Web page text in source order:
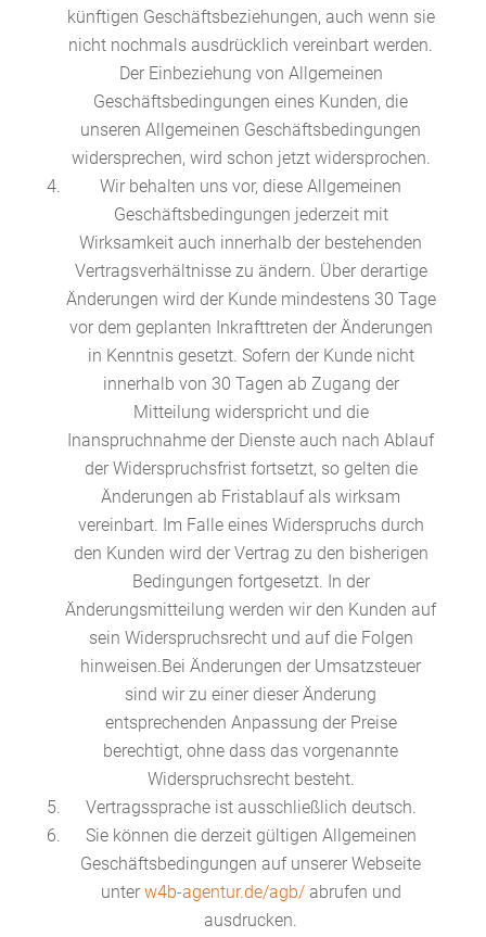
künftigen Geschäftsbeziehungen, auch wenn sie
nicht nochmals ausdrücklich vereinbart werden.
Der Einbeziehung von Allgemeinen
Geschäftsbedingungen eines Kunden, die
unseren Allgemeinen Geschäftsbedingungen
widersprechen, wird schon jetzt widersprochen.
Wir behalten uns vor, diese Allgemeinen
Geschäftsbedingungen jederzeit mit
Wirksamkeit auch innerhalb der bestehenden
Vertragsverhältnisse zu ändern. Über derartige
Änderungen wird der Kunde mindestens 30 Tage
vor dem geplanten Inkrafttreten der Änderungen
in Kenntnis gesetzt. Sofern der Kunde nicht
innerhalb von 30 Tagen ab Zugang der
Mitteilung widerspricht und die
Inanspruchnahme der Dienste auch nach Ablauf
der Widerspruchsfrist fortsetzt, so gelten die
Änderungen ab Fristablauf als wirksam
vereinbart. Im Falle eines Widerspruchs durch
den Kunden wird der Vertrag zu den bisherigen
Bedingungen fortgesetzt. In der
Änderungsmitteilung werden wir den Kunden auf
sein Widerspruchsrecht und auf die Folgen
hinweisen.Bei Änderungen der Umsatzsteuer
sind wir zu einer dieser Änderung
entsprechenden Anpassung der Preise
berechtigt, ohne dass das vorgenannte
Widerspruchsrecht besteht.
Vertragssprache ist ausschließlich deutsch.
Sie können die derzeit gültigen Allgemeinen
Geschäftsbedingungen auf unserer Webseite
unter w4b-agentur.de/agb/abrufen und
ausdrucken.